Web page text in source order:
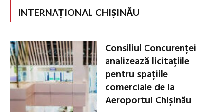
INTERNAȚIONAL CHIȘINĂU
Consiliul Concurenței
analizează licitațiile
pentru spațiile
comerciale de la
Aeroportul Chișinău